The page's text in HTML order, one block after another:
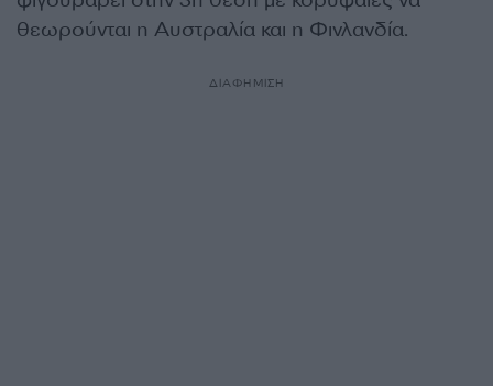
θεωρούνται η Αυστραλία και η Φινλανδία.
ΔΙΑΦΗΜΙΣΗ